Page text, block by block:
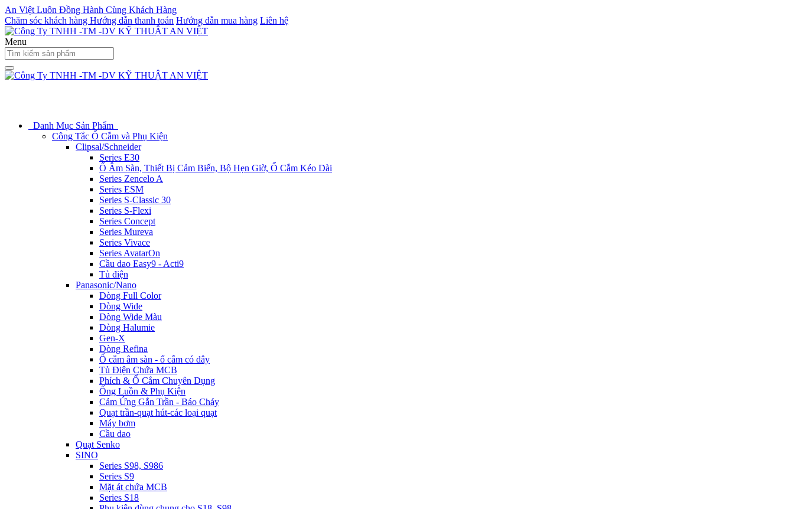
An Việt Luôn Đồng Hành Cùng Khách Hàng
Chăm sóc khách hàng Hướng dẫn thanh toán Hướng dẫn mua hàng Liên hệ
Menu
Danh Mục Sản Phẩm
Công Tắc Ổ Cắm và Phụ Kiện
Clipsal/Schneider
Series E30
Ổ Âm Sàn, Thiết Bị Cảm Biến, Bộ Hẹn Giờ, Ổ Cắm Kéo Dài
Series Zencelo A
Series ESM
Series S-Classic 30
Series S-Flexi
Series Concept
Series Mureva
Series Vivace
Series AvatarOn
Cầu dao Easy9 - Acti9
Tủ điện
Panasonic/Nano
Dòng Full Color
Dòng Wide
Dòng Wide Màu
Dòng Halumie
Gen-X
Dòng Refina
Ổ cắm âm sàn - ổ cắm có dây
Tủ Điện Chứa MCB
Phích & Ổ Cắm Chuyên Dụng
Ống Luồn & Phụ Kiện
Cảm Ứng Gắn Trần - Báo Cháy
Quạt trần-quạt hút-các loại quạt
Máy bơm
Cầu dao
Quạt Senko
SINO
Series S98, S986
Series S9
Mặt át chứa MCB
Series S18